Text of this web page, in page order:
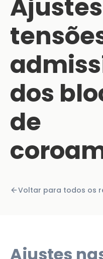
dos
de
Voltar para todos os
Ajustes